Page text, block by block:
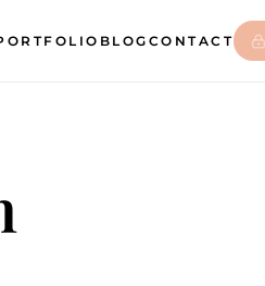
BLOG CONTACT